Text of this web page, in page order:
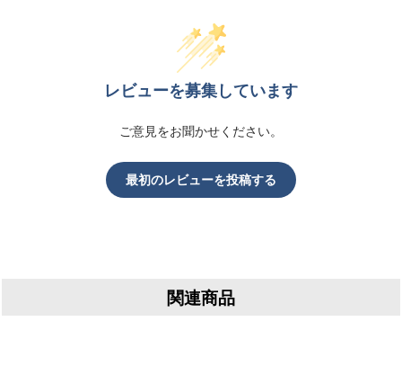
レビューを募集しています
ご意見をお聞かせください。
最初のレビューを投稿する
関連商品